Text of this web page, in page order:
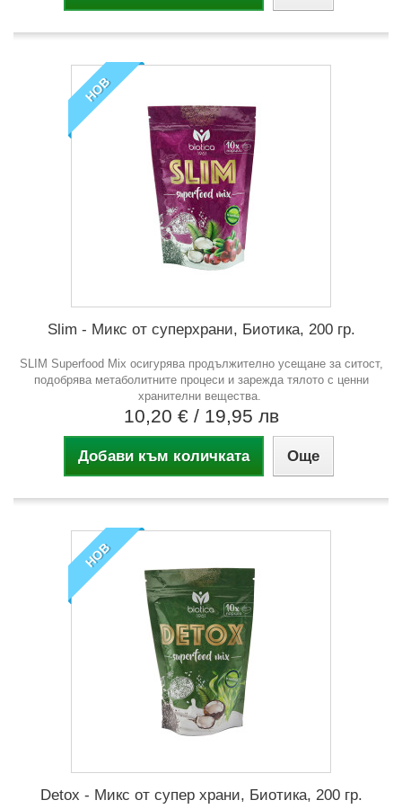
НОВ
Slim - Микс от суперхрани, Биотика, 200 гр.
SLIM Superfood Mix осигурява продължително усещане за ситост,
подобрява метаболитните процеси и зарежда тялото с ценни
хранителни вещества.
10,20 € / 19,95 лв
Добави към количката Още
НОВ
Detox - Микс от супер храни, Биотика, 200 гр.